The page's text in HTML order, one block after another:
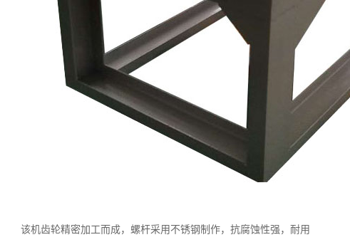
该机齿轮精密加工而成，螺杆采用不锈钢制作，抗腐蚀性强，耐用